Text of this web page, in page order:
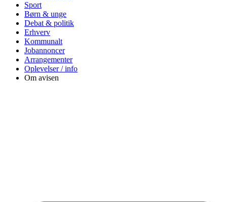
Sport
Børn & unge
Debat & politik
Erhverv
Kommunalt
Jobannoncer
Arrangementer
Oplevelser / info
Om avisen